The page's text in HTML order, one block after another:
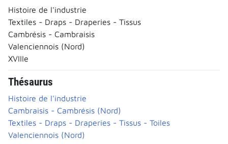
Histoire de l'industrie
Textiles - Draps - Draperies - Tissus
Cambrésis - Cambraisis
Valenciennois (Nord)
XVIIIe
Thésaurus
Histoire de l'industrie
Cambraisis - Cambrésis (Nord)
Textiles - Draps - Draperies - Tissus - Toiles
Valenciennois (Nord)